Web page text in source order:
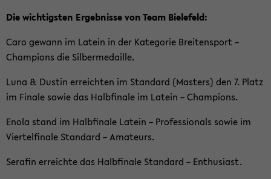
Die wich­tigs­ten Er­geb­nis­se von Team Bie­le­feld:
Caro ge­wann im La­tein in der Ka­te­go­rie Brei­ten­sport –
Cham­pions die Sil­ber­me­dail­le.
Luna & Dus­tin er­reich­ten im Stan­dard (Mas­ters) den 7. Platz
im Fi­na­le sowie das Halb­fi­na­le im La­tein – Cham­pions.
Enola stand im Halb­fi­na­le La­tein – Pro­fes­sio­nals sowie im
Vier­tel­fi­na­le Stan­dard – Ama­teurs.
Sera­fin er­reich­te das Halb­fi­na­le Stan­dard – En­thu­si­ast.